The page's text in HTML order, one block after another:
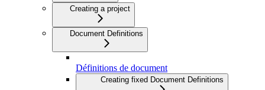
Creating a project
Document Definitions
Définitions de document
Creating fixed Document Definitions